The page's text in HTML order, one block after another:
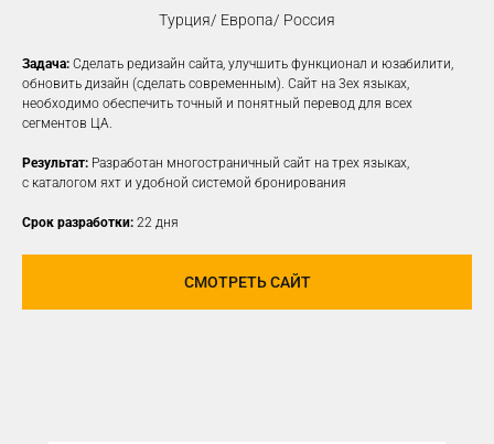
Турция/ Европа/ Россия
Задача: Сделать редизайн сайта, улучшить функционал и юзабилити,
обновить дизайн (сделать современным). Сайт на 3ех языках,
необходимо обеспечить точный и понятный перевод для всех
сегментов ЦА.
Результат: Разработан многостраничный сайт на трех языках,
с каталогом яхт и удобной системой бронирования
Срок разработки: 22 дня
СМОТРЕТЬ САЙТ
КОНТЕКСТНАЯ
РЕКЛАМА
Создаем рекламные объявления
на различных платформах для привлечения
новой заинтересованной ЦА